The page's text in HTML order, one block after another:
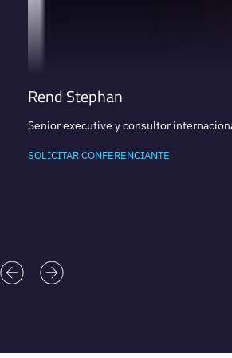
Rend Stephan
Senior executive y consultor
SOLICITAR CONFERENCIANTE